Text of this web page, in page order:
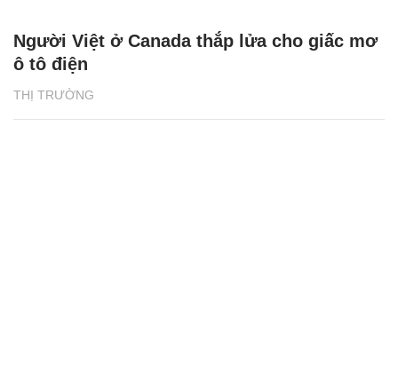
THỊ TRƯỜNG 24H
BAT Việt Nam tiếp tục trao quyền kinh tế
cho phụ nữ vùng biên Tây Ninh